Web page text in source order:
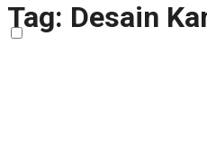
Tag: Desain